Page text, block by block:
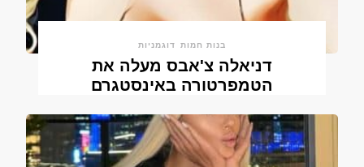
בנות חמות דוגמניות
דניאלה צ'אבס מעלה את
הטמפרטורה באינסטגרם